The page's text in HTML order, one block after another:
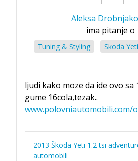
Aleksa
ima pitanje o
Tuning & Styling Skoda
ljudi kako moze da ide ovo sa
gume 16cola,tezak..
www.polovniautomobili.com/
2013 Škoda Yeti 1.2 tsi
automobili